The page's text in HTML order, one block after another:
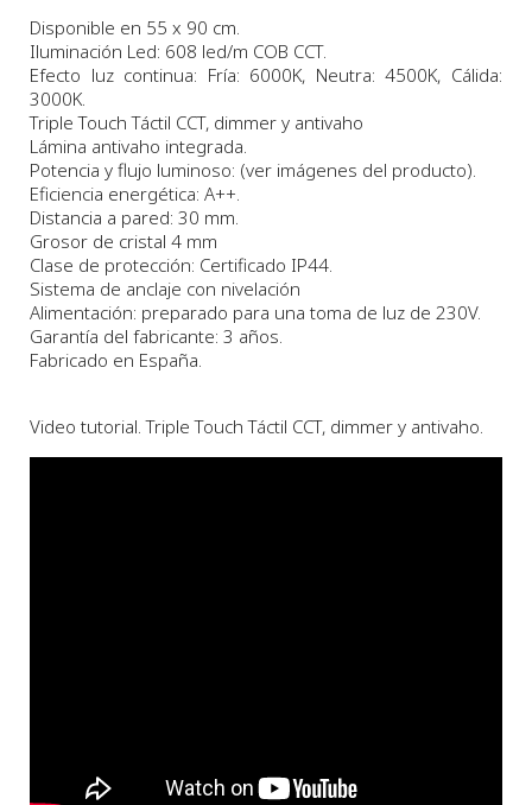
Disponible en 55 x 90 cm.
Iluminación Led: 608 led/m COB CCT.
Efecto luz continua: Fría: 6000K, Neutra: 4500K, Cálida:
3000K.
Triple Touch Táctil CCT, dimmer y antivaho
Lámina antivaho integrada.
Potencia y flujo luminoso: (ver imágenes del producto).
Eficiencia energética: A++.
Distancia a pared: 30 mm.
Grosor de cristal 4 mm
Clase de protección: Certificado IP44.
Sistema de anclaje con nivelación
Alimentación: preparado para una toma de luz de 230V.
Garantía del fabricante: 3 años.
Fabricado en España.
Video tutorial. Triple Touch Táctil CCT, dimmer y antivaho.